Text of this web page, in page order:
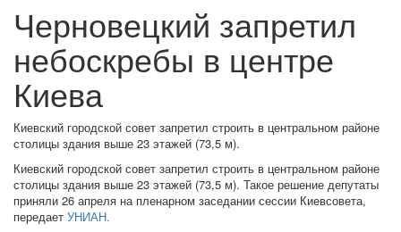
Черновецкий запретил
небоскребы в центре
Киева
Киевский городской совет запретил строить в центральном районе
столицы здания выше 23 этажей (73,5 м).
Киевский городской совет запретил строить в центральном районе
столицы здания выше 23 этажей (73,5 м). Такое решение депутаты
приняли 26 апреля на пленарном заседании сессии Киевсовета,
передает УНИАН.